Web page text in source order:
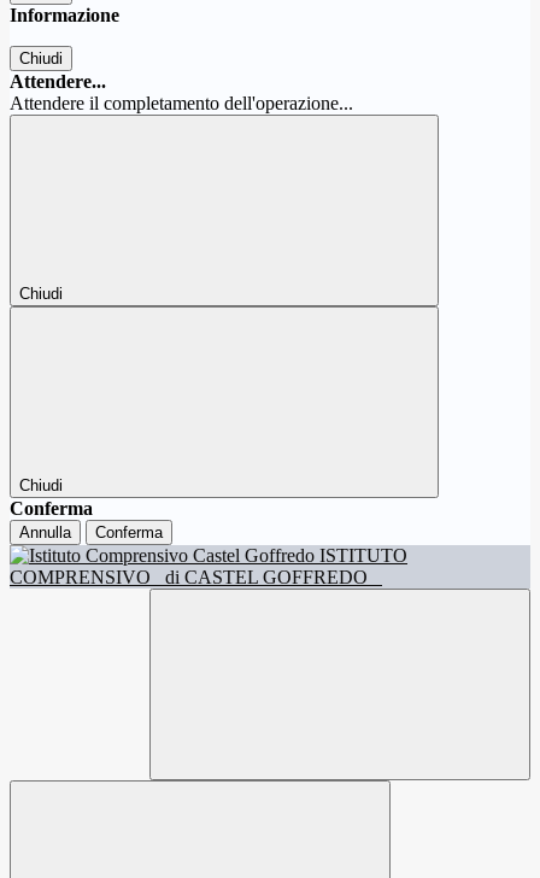
Informazione
Chiudi
Attendere...
Attendere il completamento dell'operazione...
Chiudi
Chiudi
Conferma
Annulla Conferma
ISTITUTO
COMPRENSIVO
di CASTEL GOFFREDO